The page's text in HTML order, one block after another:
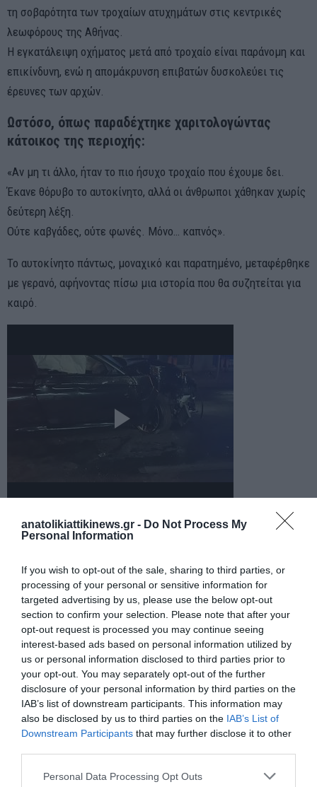
anatolikiattikinews.gr - Do Not Process My
Personal Information
If you wish to opt-out of the sale, sharing to third parties, or
processing of your personal or sensitive information for
targeted advertising by us, please use the below opt-out
section to confirm your selection. Please note that after your
opt-out request is processed you may continue seeing
interest-based ads based on personal information utilized by
us or personal information disclosed to third parties prior to
your opt-out. You may separately opt-out of the further
disclosure of your personal information by third parties on the
IAB’s list of downstream participants. This information may
also be disclosed by us to third parties on the IAB’s List of
Downstream Participants that may further disclose it to other
Personal Data Processing Opt Outs
τη σοβαρότητα των τροχαίων ατυχημάτων στις κεντρικές
λεωφόρους της Αθήνας.
Η εγκατάλειψη οχήματος μετά από τροχαίο είναι παράνομη και
επικίνδυνη, ενώ η απομάκρυνση επιβατών δυσκολεύει τις
έρευνες των αρχών.
Ωστόσο, όπως παραδέχτηκε χαριτολογώντας
κάτοικος της περιοχής:
«Αν μη τι άλλο, ήταν το πιο ήσυχο τροχαίο που έχουμε δει.
Έκανε θόρυβο το αυτοκίνητο, αλλά οι άνθρωποι χάθηκαν χωρίς
δεύτερη λέξη.
Ούτε καβγάδες, ούτε φωνές. Μόνο… καπνός».
Το αυτοκίνητο πάντως, μοναχικό και παρατημένο, μεταφέρθηκε
με γερανό, αφήνοντας πίσω μια ιστορία που θα συζητείται για
καιρό.
Το μεγάλο καλοκαιρινό ρεύμα κλείνει τον κύκλο του – Η
κορύφωση της επιστροφής
ΕΠΌΜΕΝΗ ΑΝΆΡΤΗΣΗ
Τουρκία: Υπουργός Μεταφορών με 225 χλμ/ώρα – Από
παράδειγμα ασφάλειας, παράδειγμα ασυδοσίας